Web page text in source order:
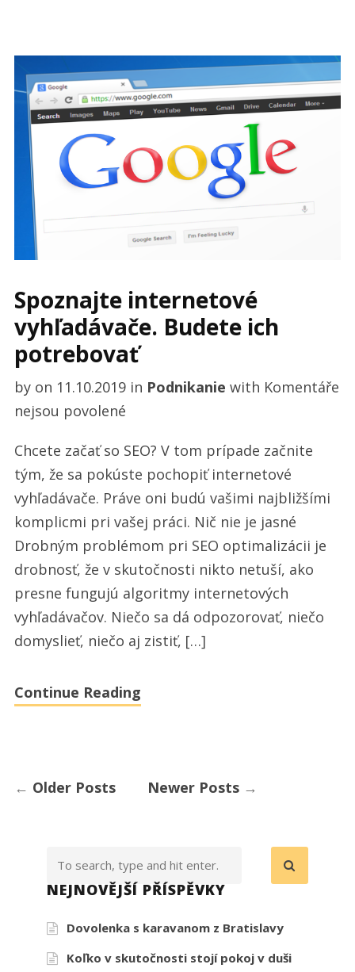
danú
spoločnosť
treba
na
tento
účel?
Spoznajte internetové
vyhľadávače. Budete ich
potrebovať
by on 11.10.2019in Podnikanie with Komentáře
nejsou povolenéu
s
názvem
Spoznajte
internetové
vyhľadávače.
Budete
ich
potrebovať
Chcete začať so SEO? V tom prípade začnite
tým, že sa pokúste pochopiť internetové
vyhľadávače. Práve oni budú vašimi najbližšími
komplicmi pri vašej práci. Nič nie je jasné
Drobným problémom pri SEO optimalizácii je
drobnosť, že v skutočnosti nikto netuší, ako
presne fungujú algoritmy internetových
vyhľadávačov. Niečo sa dá odpozorovať, niečo
domyslieť, niečo aj zistiť, […]
Continue Reading
← Older Posts Newer Posts →
NEJNOVĚJŠÍ PŘÍSPĚVKY
Dovolenka s karavanom z Bratislavy
Koľko v skutočnosti stojí pokoj v duši